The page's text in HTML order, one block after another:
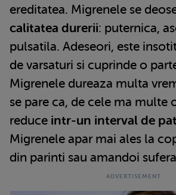
ereditatea. Migrenele se
calitatea durerii: puternica,
pulsatila. Adeseori, este
de varsaturi si cuprinde o
Migrenele dureaza multa
se pare ca, de cele ma multe
reduce intr-un interval de
Migrenele apar mai ales la
din parinti sau amandoi